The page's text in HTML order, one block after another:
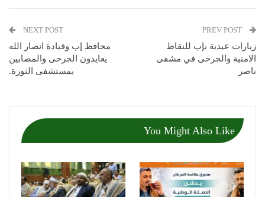
زيارات عيدية بإب للنقاط
الامنية والجرحى في مشفى
ناصر
NEXT POST
محافظ إب وقيادة انصار الله
يعايدون الجرحى والمصابين
بمستشفى الثورة.
You Might Also Like